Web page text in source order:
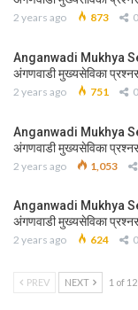
2 years ago 873 0
Anganwadi Mukhya
अंगणवाडी मुख्यसेविका
2 years ago 751 0
Anganwadi Mukhya
अंगणवाडी मुख्यसेविका
2 years ago 1,053
Anganwadi Mukhya
अंगणवाडी मुख्यसेविका
2 years ago 624 0
PREV NEXT 1 of 12